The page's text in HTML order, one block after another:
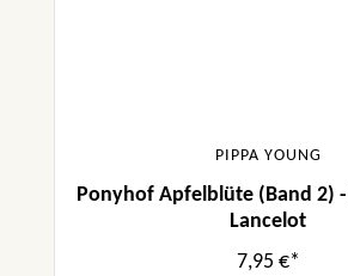
PIPPA YOUNG
Ponyhof Apfelblüte (Band 2)
Lancelot
7,95 €*